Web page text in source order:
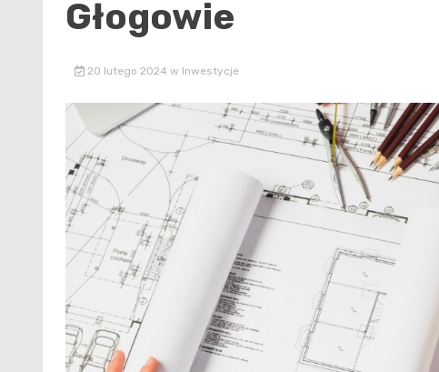
Głogowie
20 lutego 2024 w Inwestycje